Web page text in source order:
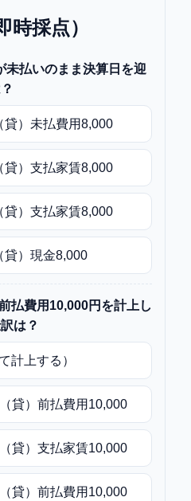
時採点）
未払いのまま決算日を迎
貸）未払費用8,000
貸）支払家賃8,000
貸）支払家賃8,000
貸）現金8,000
払費用10,000円を計上し
は？
計上する）
貸）前払費用10,000
貸）支払家賃10,000
貸）前払費用10,000